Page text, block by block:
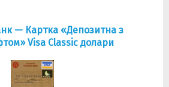
— Картка «Депозитна з
Visa Classic долари